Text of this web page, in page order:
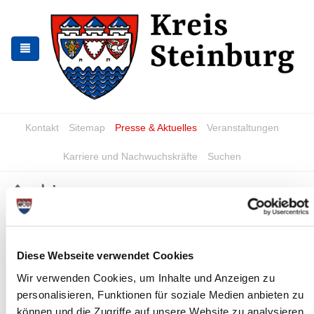
Diese Webseite verwendet Cookies
Wir verwenden Cookies, um Inhalte und Anzeigen zu
personalisieren, Funktionen für soziale Medien anbieten zu
können und die Zugriffe auf unsere Website zu analysieren.
the
navigation
the
content
Kontakt Sitemap Presse & Aktuelles Veranstaltungen
Karriere und Nachwuchskräfte Suchen
Archiv
Nr. 85/2016 vom 25.11.2016
Sperrbezirks und eines Beobachtungsgebiets zum Schutz gegen
die Geflügelpest durch Wildvögel...